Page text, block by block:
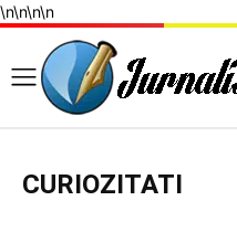
\n\n\n\n
CURIOZITATI